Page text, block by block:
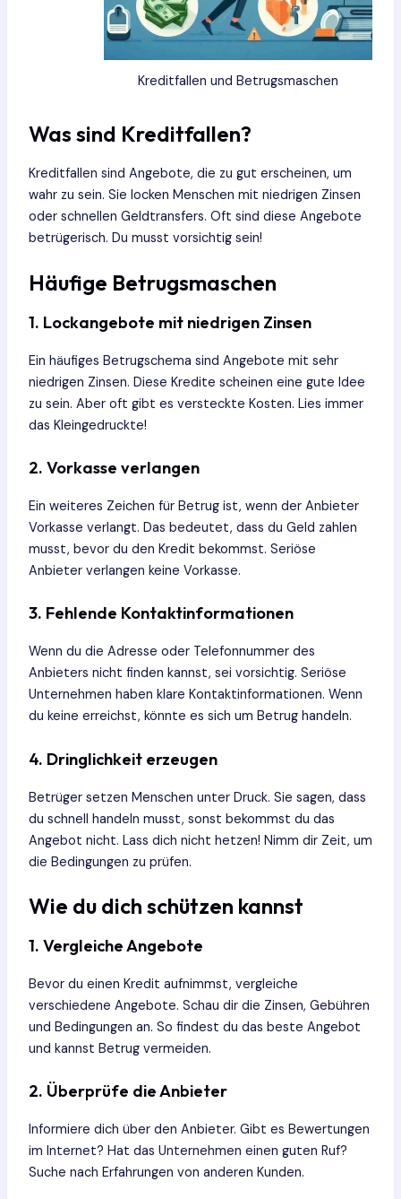
Kreditfallen und Betrugsmaschen
Was sind Kreditfallen?
Kreditfallen sind Angebote, die zu gut erscheinen, um
wahr zu sein. Sie locken Menschen mit niedrigen Zinsen
oder schnellen Geldtransfers. Oft sind diese Angebote
betrügerisch. Du musst vorsichtig sein!
Häufige Betrugsmaschen
1. Lockangebote mit niedrigen Zinsen
Ein häufiges Betrugschema sind Angebote mit sehr
niedrigen Zinsen. Diese Kredite scheinen eine gute Idee
zu sein. Aber oft gibt es versteckte Kosten. Lies immer
das Kleingedruckte!
2. Vorkasse verlangen
Ein weiteres Zeichen für Betrug ist, wenn der Anbieter
Vorkasse verlangt. Das bedeutet, dass du Geld zahlen
musst, bevor du den Kredit bekommst. Seriöse
Anbieter verlangen keine Vorkasse.
3. Fehlende Kontaktinformationen
Wenn du die Adresse oder Telefonnummer des
Anbieters nicht finden kannst, sei vorsichtig. Seriöse
Unternehmen haben klare Kontaktinformationen. Wenn
du keine erreichst, könnte es sich um Betrug handeln.
4. Dringlichkeit erzeugen
Betrüger setzen Menschen unter Druck. Sie sagen, dass
du schnell handeln musst, sonst bekommst du das
Angebot nicht. Lass dich nicht hetzen! Nimm dir Zeit, um
die Bedingungen zu prüfen.
Wie du dich schützen kannst
1. Vergleiche Angebote
Bevor du einen Kredit aufnimmst, vergleiche
verschiedene Angebote. Schau dir die Zinsen, Gebühren
und Bedingungen an. So findest du das beste Angebot
und kannst Betrug vermeiden.
2. Überprüfe die Anbieter
Informiere dich über den Anbieter. Gibt es Bewertungen
im Internet? Hat das Unternehmen einen guten Ruf?
Suche nach Erfahrungen von anderen Kunden.